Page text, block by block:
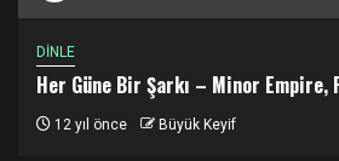
DİNLE
Her Güne Bir Şarkı – Minor Empire,
12 yıl önce Büyük Keyif